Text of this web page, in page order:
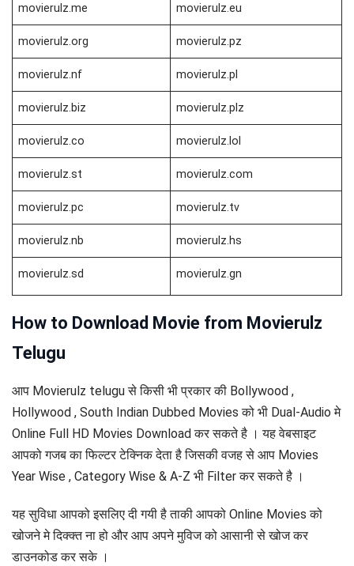
movierulz.me movierulz.eu
movierulz.org movierulz.pz
movierulz.nf movierulz.pl
movierulz.biz movierulz.plz
movierulz.co movierulz.lol
movierulz.st movierulz.com
movierulz.pc movierulz.tv
movierulz.nb movierulz.hs
movierulz.sd movierulz.gn
How to Download Movie from Movierulz
Telugu
आप Movierulz telugu से किसी भी प्रकार की Bollywood ,
Hollywood , South Indian Dubbed Movies को भी Dual-Audio मे
Online Full HD Movies Download कर सकते है । यह वेबसाइट
आपको गजब का फिल्टर टेक्निक देता है जिसकी वजह से आप Movies
Year Wise , Category Wise & A-Z भी Filter कर सकते है ।
यह सुविधा आपको इसलिए दी गयी है ताकी आपको Online Movies को
खोजने मे दिक्क्त ना हो और आप अपने मुविज को आसानी से खोज कर
डाउनकोड कर सके ।